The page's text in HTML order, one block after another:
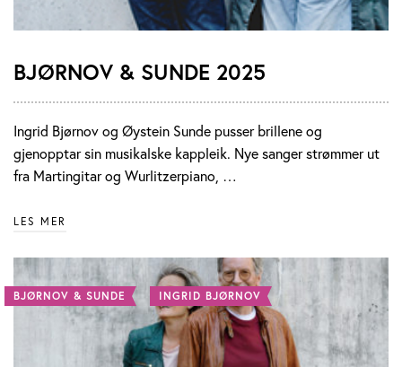
BJØRNOV & SUNDE 2025
Ingrid Bjørnov og Øystein Sunde pusser brillene og
gjenopptar sin musikalske kappleik. Nye sanger strømmer ut
fra Martingitar og Wurlitzerpiano, …
LES MER
BJØRNOV & SUNDE INGRID BJØRNOV